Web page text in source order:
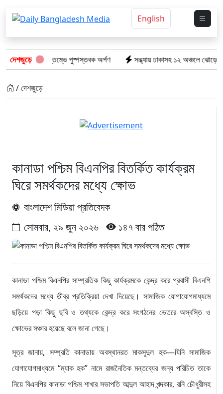
English
দেশজুড়ে
স্মৃতিস্তম্ভে পুষ্পস্তবক অর্পণ সন্ধ্যায় ঢাকাসহ ১২ অঞ্চলে ঝোড়ো হাওয়ার
/ দেশজুড়ে
কানাডা পশ্চিম বিএনপির বিতর্কিত কার্যক্রম
ঘিরে সমর্থকদের মধ্যে ক্ষোভ
বাংলাদেশ মিডিয়া প্রতিবেদক
সোমবার, ২৯ জুন ২০২৬
১৪৭ বার পঠিত
কানাডা পশ্চিম বিএনপির সাম্প্রতিক কিছু কার্যক্রমকে কেন্দ্র করে প্রবাসী বিএনপি
সমর্থকদের মধ্যে তীব্র প্রতিক্রিয়া দেখা দিয়েছে। সামাজিক যোগাযোগমাধ্যমে
ছড়িয়ে পড়া কিছু ছবি ও তথ্যকে কেন্দ্র করে সংগঠনের ভেতরে অস্বস্তি ও
ক্ষোভের সঞ্চার হয়েছে বলে জানা গেছে।
সূত্র জানায়, সম্প্রতি কানাডায় অবস্থানরত মাকসুদুল হক—যিনি সামাজিক
যোগাযোগমাধ্যমে “ম্যাক হক” নামে রাজনৈতিক মন্তব্যের জন্য পরিচিত তাকে
নিয়ে বিএনপির কানাডা পশ্চিম শাখার সভাপতি আব্দুল আহাদ খন্দকার, রনি চৌধুরীসহ